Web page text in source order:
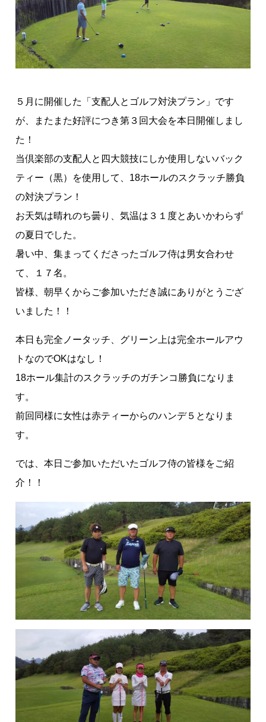
５月に開催した「支配人とゴルフ対決プラン」です
が、またまた好評につき第３回大会を本日開催しまし
た！
当倶楽部の支配人と四大競技にしか使用しないバック
ティー（黒）を使用して、18ホールのスクラッチ勝負
の対決プラン！
お天気は晴れのち曇り、気温は３１度とあいかわらず
の夏日でした。
暑い中、集まってくださったゴルフ侍は男女合わせ
て、１７名。
皆様、朝早くからご参加いただき誠にありがとうござ
いました！！
本日も完全ノータッチ、グリーン上は完全ホールアウ
トなのでOKはなし！
18ホール集計のスクラッチのガチンコ勝負になりま
す。
前回同様に女性は赤ティーからのハンデ５となりま
す。
では、本日ご参加いただいたゴルフ侍の皆様をご紹
介！！